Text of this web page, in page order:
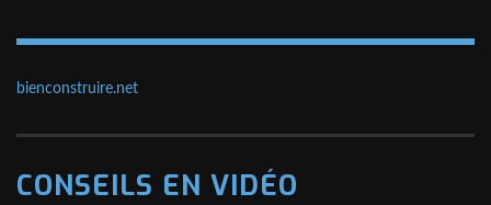
bienconstruire.net
CONSEILS EN VIDÉO